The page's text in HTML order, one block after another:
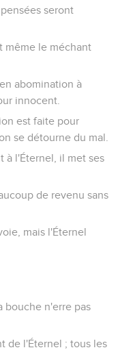
seront
même le méchant
abomination à
innocent.
est faite pour
se détourne du mal.
à l'Éternel, il met ses
de revenu sans
mais l'Éternel
bouche n'erre pas
de l'Éternel ; tous les